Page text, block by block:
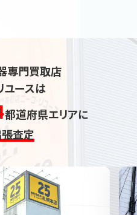
専門買取店
ユースは
都道府県エリアに
査定